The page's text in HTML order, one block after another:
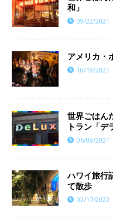
和」
09/22/2021
アメリカ・
10/19/2021
世界ごはん
トラン「デ
06/09/2021
ハワイ旅行
て散歩
02/17/2022